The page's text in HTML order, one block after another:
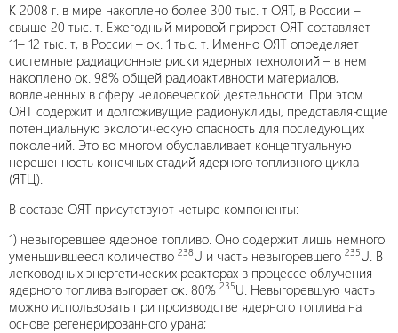
К 2008 г. в мире накоплено более 300 тыс. т ОЯТ, в России –
свыше 20 тыс. т. Ежегодный мировой прирост ОЯТ составляет
11– 12 тыс. т, в России – ок. 1 тыс. т. Именно ОЯТ определяет
системные радиационные риски ядерных технологий – в нем
накоплено ок. 98% общей радиоактивности материалов,
вовлеченных в сферу человеческой деятельности. При этом
ОЯТ содержит и долгоживущие радионуклиды, представляющие
потенциальную экологическую опасность для последующих
поколений. Это во многом обуславливает концептуальную
нерешенность конечных стадий ядерного топливного цикла
(ЯТЦ).
В составе ОЯТ присутствуют четыре компоненты:
1) невыгоревшее ядерное топливо. Оно содержит лишь немного
уменьшившееся количество 238U и часть невыгоревшего 235U. В
легководных энергетических реакторах в процессе облучения
ядерного топлива выгорает ок. 80% 235U. Невыгоревшую часть
можно использовать при производстве ядерного топлива на
основе регенерированного урана;